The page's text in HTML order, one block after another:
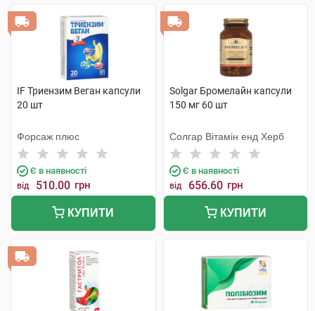
IF Триензим Веган капсули
20 шт
Форсаж плюс
Є в наявності
від 510.00 грн
КУПИТИ
Solgar Бромелайн капсули
150 мг 60 шт
Солгар Вітамін енд Херб
Є в наявності
від 656.60 грн
КУПИТИ